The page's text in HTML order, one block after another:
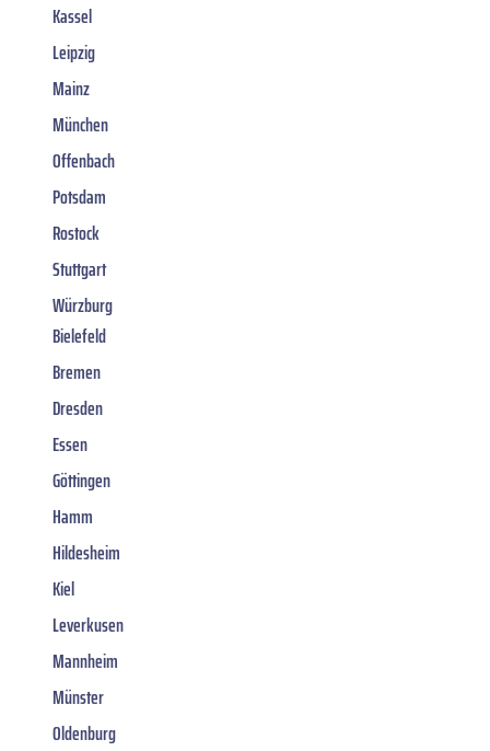
Kassel
Leipzig
Mainz
München
Offenbach
Potsdam
Rostock
Stuttgart
Würzburg
Bielefeld
Bremen
Dresden
Essen
Göttingen
Hamm
Hildesheim
Kiel
Leverkusen
Mannheim
Münster
Oldenburg